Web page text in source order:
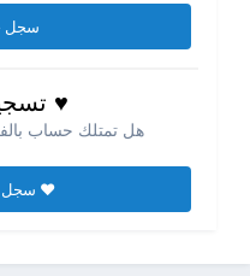
سجل
♥
هل تمتلك حساب
♥ سجل